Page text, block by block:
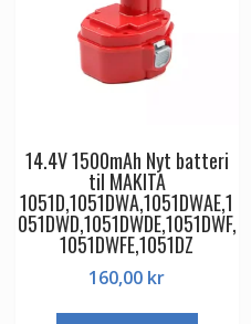
14.4V 1500mAh Nyt batteri
til MAKITA
1051D,1051DWA,1051DWAE,1
051DWD,1051DWDE,1051DWF,
1051DWFE,1051DZ
160,00 kr